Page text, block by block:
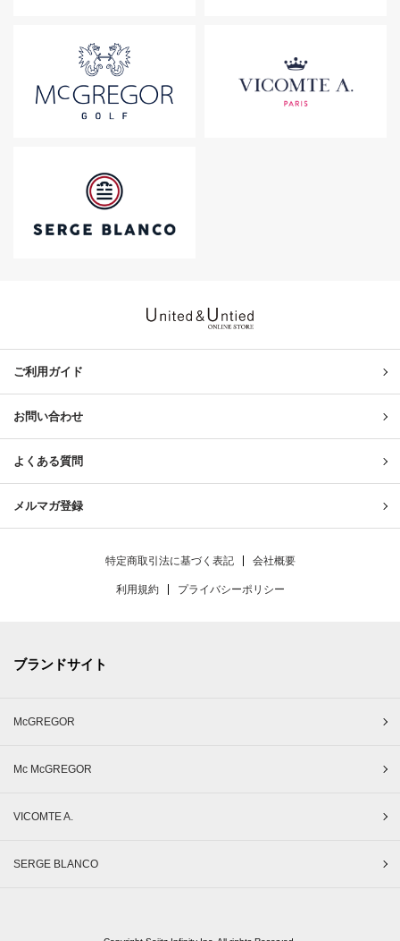
ご利用ガイド
お問い合わせ
よくある質問
メルマガ登録
特定商取引法に基づく表記 会社概要
利用規約 プライバシーポリシー
ブランドサイト
McGREGOR
Mc McGREGOR
VICOMTE A.
SERGE BLANCO